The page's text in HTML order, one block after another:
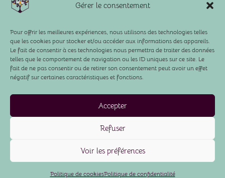
Gérer le consentement
Pour offrir les meilleures expériences, nous utilisons des technologies telles
que les cookies pour stocker et/ou accéder aux informations des appareils.
Le fait de consentir à ces technologies nous permettra de traiter des données
telles que le comportement de navigation ou les ID uniques sur ce site. Le
fait de ne pas consentir ou de retirer son consentement peut avoir un effet
négatif sur certaines caractéristiques et fonctions.
Accepter
Refuser
Voir les préférences
Politique de cookiesPolitique de confidentialité
Activités sur place
À propos
Nous contacter
Cookies
Mentions Légales
Site créé par l’agence
Fontaine Airmeth Siret chambres d’hôtes
81101474500012 - Siret apiculture 825069016
00012